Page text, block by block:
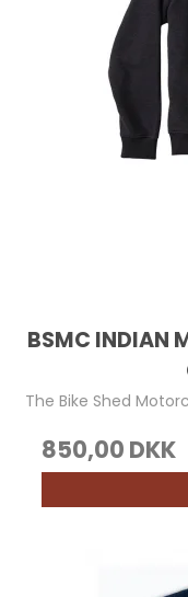
BSMC INDIAN
The Bike Shed
850,00 DKK